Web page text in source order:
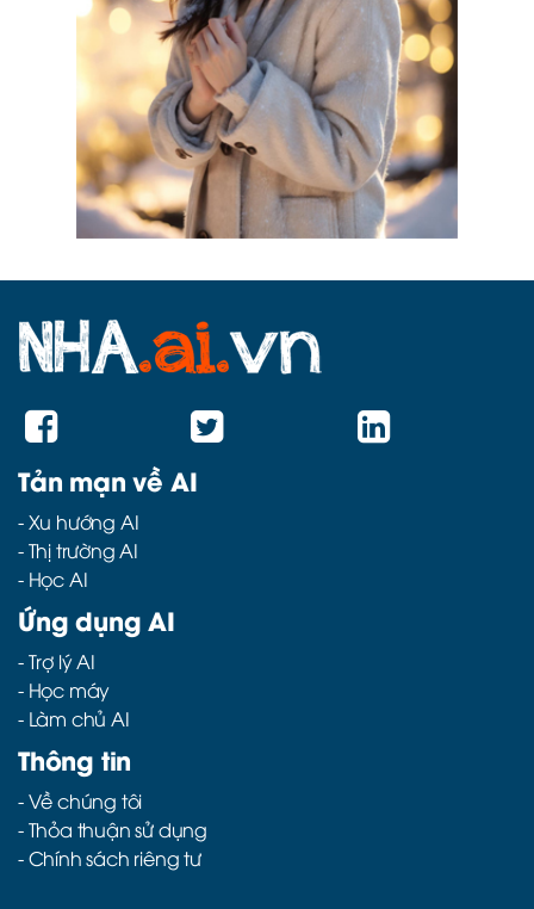
Tản mạn về AI
-Xu hướng AI
-Thị trường AI
- Học AI
Ứng dụng AI
-Trợ lý AI
- Học máy
- Làm chủ AI
Thông tin
- Về chúng tôi
- Thỏa thuận sử dụng
- Chính sách riêng tư